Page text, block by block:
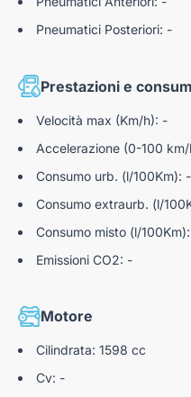
involontarie incongruenze,
Pneumatici Posteriori: -
Prestazioni e
Velocità max (Km/h): -
Accelerazione (0-100
Consumo urb. (l/100Km): -
Consumo extraurb. (l/
Consumo misto (l/
Emissioni CO2: -
Motore
Cilindrata: 1598 cc
Cv: -